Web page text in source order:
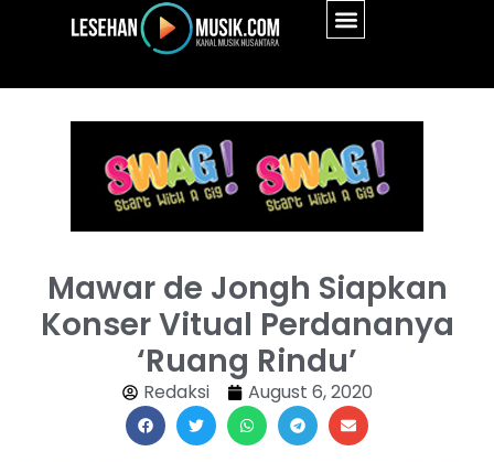
Mawar de Jongh Siapkan
Konser Vitual Perdananya
‘Ruang Rindu’
Redaksi August 6, 2020